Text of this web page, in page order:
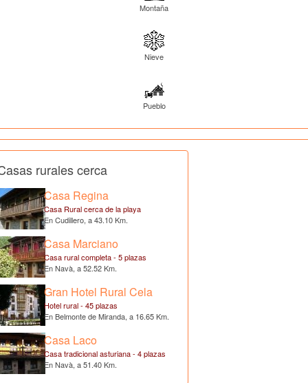
Montaña
Nieve
Pueblo
rurales cerca
Casa Regina
Casa Rural cerca de la playa
En Cudillero, a 43.10 Km.
Casa Marciano
Casa rural completa - 5 plazas
En Navà, a 52.52 Km.
Gran Hotel Rural Cela
Hotel rural - 45 plazas
En Belmonte de Miranda, a 16.65 Km.
Casa Laco
Casa tradicional asturiana - 4 plazas
En Navà, a 51.40 Km.